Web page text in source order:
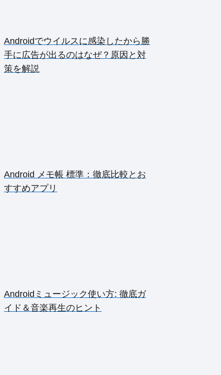
Androidでウイルスに感染したから勝
手に広告が出るのはなぜ？原因と対
策を解説
Android メモ帳 標準：徹底比較とお
すすめアプリ
Androidミュージック使い方: 徹底ガ
イド＆音楽再生のヒント